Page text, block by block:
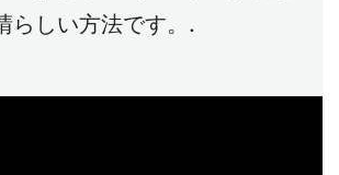
らしい方法です。.